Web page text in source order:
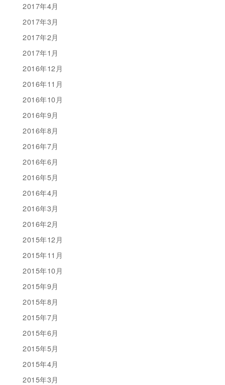
2017年4月
2017年3月
2017年2月
2017年1月
2016年12月
2016年11月
2016年10月
2016年9月
2016年8月
2016年7月
2016年6月
2016年5月
2016年4月
2016年3月
2016年2月
2015年12月
2015年11月
2015年10月
2015年9月
2015年8月
2015年7月
2015年6月
2015年5月
2015年4月
2015年3月